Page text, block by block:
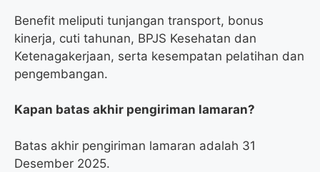
Benefit meliputi tunjangan transport, bonus
kinerja, cuti tahunan, BPJS Kesehatan dan
Ketenagakerjaan, serta kesempatan pelatihan dan
pengembangan.
Kapan batas akhir pengiriman lamaran?
Batas akhir pengiriman lamaran adalah 31
Desember 2025.